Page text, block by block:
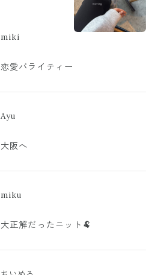
miki
恋愛バライティー
Ayu
大阪へ
miku
大正解だったニット🐏